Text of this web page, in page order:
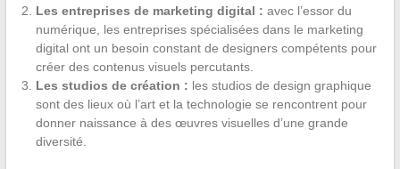
Les entreprises de marketing digital : avec l’essor du
numérique, les entreprises spécialisées dans le marketing
digital ont un besoin constant de designers compétents pour
créer des contenus visuels percutants.
Les studios de création : les studios de design graphique
sont des lieux où l’art et la technologie se rencontrent pour
donner naissance à des œuvres visuelles d’une grande
diversité.